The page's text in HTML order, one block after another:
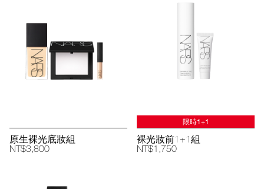
原生裸光底妝組
NT$3,800
限時1+1
裸光妝前1+1組
NT$1,750